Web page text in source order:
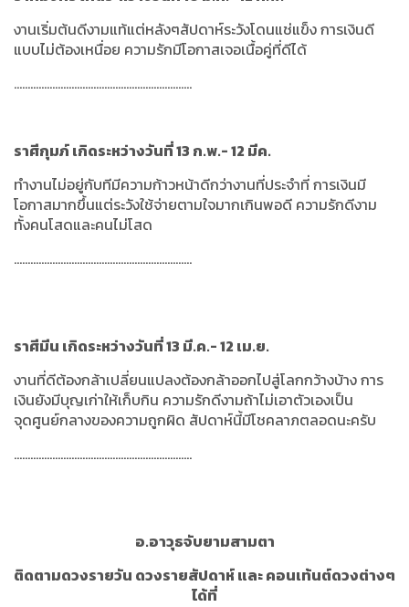
งานเริ่มต้นดีงามแท้แต่หลังๆสัปดาห์ระวังโดนแช่แข็ง การเงินดี
แบบไม่ต้องเหนื่อย ความรักมีโอกาสเจอเนื้อคู่ที่ดีได้
.................................................................
ราศีกุมภ์ เกิดระหว่างวันที่ 13 ก.พ.- 12 มีค.
ทำงานไม่อยู่กับทีมีความก้าวหน้าดีกว่างานที่ประจำที่ การเงินมี
โอกาสมากขึ้นแต่ระวังใช้จ่ายตามใจมากเกินพอดี ความรักดีงาม
ทั้งคนโสดและคนไม่โสด
.................................................................
ราศีมีน เกิดระหว่างวันที่ 13 มี.ค.- 12 เม.ย.
งานที่ดีต้องกล้าเปลี่ยนแปลงต้องกล้าออกไปสู่โลกกว้างบ้าง การ
เงินยังมีบุญเก่าให้เก็บกิน ความรักดีงามถ้าไม่เอาตัวเองเป็น
จุดศูนย์กลางของความถูกผิด สัปดาห์นี้มีโชคลาภตลอดนะครับ
.................................................................
อ.อาวุธจับยามสามตา
ติดตามดวงรายวัน ดวงรายสัปดาห์ และ คอนเท้นต์ดวงต่างๆ
ได้ที่